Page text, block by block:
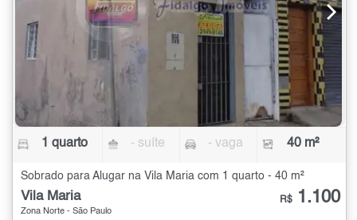
1 quarto - suíte - vaga 40 m²
Sobrado para Alugar na Vila Maria com 1 quarto - 40 m²
Vila Maria
Zona Norte - São Paulo
R$ 1.100